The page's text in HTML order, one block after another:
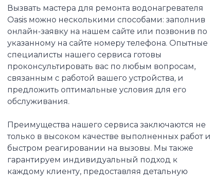
Вызвать мастера для ремонта водонагревателя
Oasis можно несколькими способами: заполнив
онлайн-заявку на нашем сайте или позвонив по
указанному на сайте номеру телефона. Опытные
специалисты нашего сервиса готовы
проконсультировать вас по любым вопросам,
связанным с работой вашего устройства, и
предложить оптимальные условия для его
обслуживания.
Преимущества нашего сервиса заключаются не
только в высоком качестве выполненных работ и
быстром реагировании на вызовы. Мы также
гарантируем индивидуальный подход к
каждому клиенту, предоставляя детальную